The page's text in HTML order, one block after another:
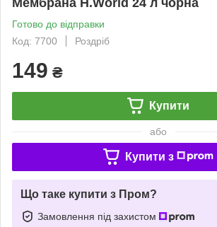
Готово до відправки
Код: 7700
Роздріб
149 ₴
Купити
або
Купити з
Що таке купити з Пром?
Замовлення під захистом